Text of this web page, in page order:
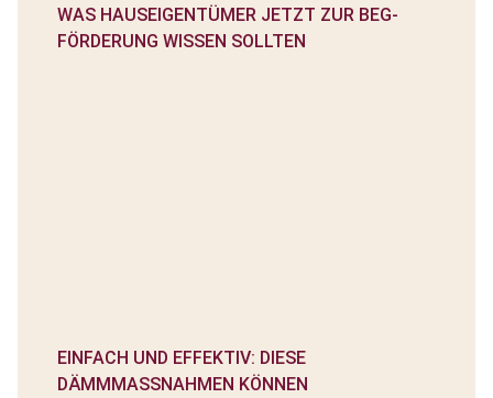
WAS HAUSEIGENTÜMER JETZT ZUR BEG-
FÖRDERUNG WISSEN SOLLTEN
EINFACH UND EFFEKTIV: DIESE
DÄMMMASSNAHMEN KÖNNEN H